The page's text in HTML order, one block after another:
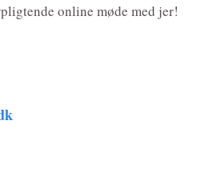
online møde med jer!